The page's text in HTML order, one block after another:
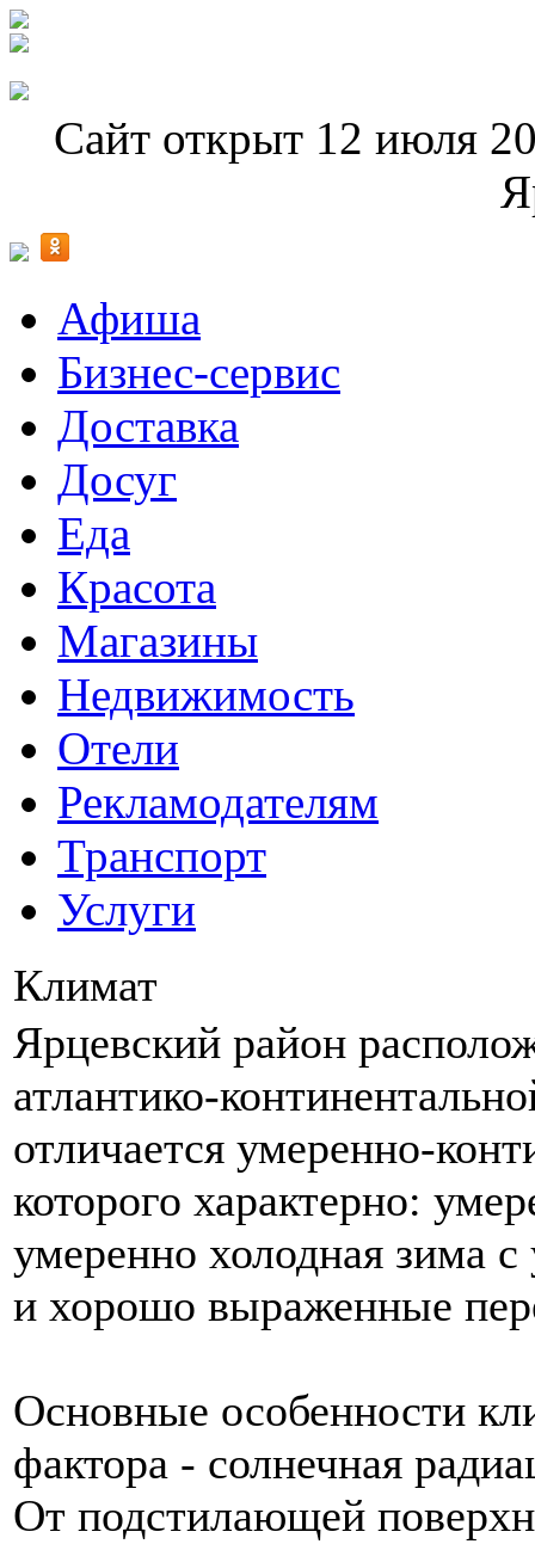
Сайт открыт 12 июля
Афиша
Бизнес-сервис
Доставка
Досуг
Еда
Красота
Магазины
Недвижимость
Отели
Рекламодателям
Транспорт
Услуги
Климат
Ярцевский район
атлантико-
отличается умеренно-
которого характерно:
умеренно холодная зима
и хорошо выраженные
Основные особенности
фактора - солнечная
От подстилающей